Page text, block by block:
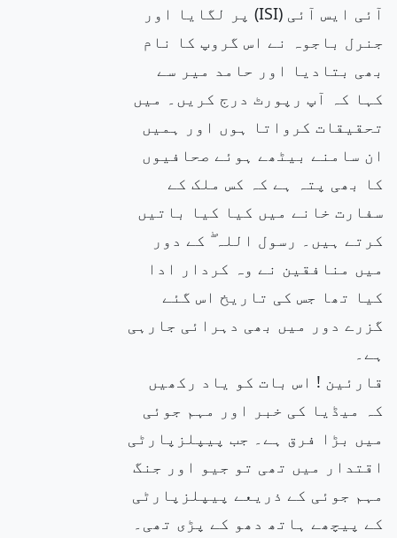
آئی ایس آئی (ISI) پر لگایا اور
جنرل باجوہ نے اس گروپ کا نام
بھی بتادیا اور حامد میر سے
کہا کہ آپ رپورٹ درج کریں۔ میں
تحقیقات کرواتا ہوں اور ہمیں
ان سامنے بیٹھے ہوئے صحافیوں
کا بھی پتہ ہے کہ کس ملک کے
سفارت خانے میں کیا کیا باتیں
کرتے ہیں۔ رسول اللہ ۖ کے دور
میں منافقین نے وہ کردار ادا
کیا تھا جس کی تاریخ اس گئے
گزرے دور میں بھی دہرائی جارہی
ہے۔
قارئین ! اس بات کو یاد رکھیں
کہ میڈیا کی خبر اور مہم جوئی
میں بڑا فرق ہے۔ جب پیپلزپارٹی
اقتدار میں تھی تو جیو اور جنگ
مہم جوئی کے ذریعے پیپلزپارٹی
کے پیچھے ہاتھ دھو کے پڑی تھی۔